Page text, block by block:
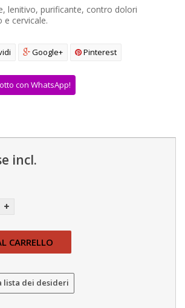
lenitivo, purificante, contro dolori
cervicale.
Google+ Pinterest
con WhatsApp!
incl.
CARRELLO
lista dei desideri